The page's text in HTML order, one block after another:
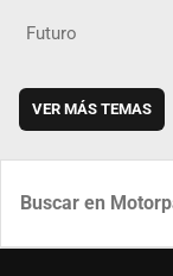
Futuro
VER MÁS TEMAS